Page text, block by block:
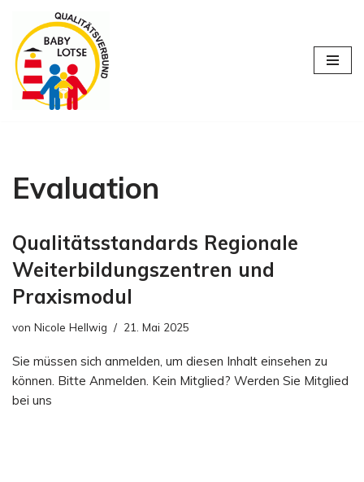
Zum
Inhalt
springen
Evaluation
Qualitätsstandards Regionale
Weiterbildungszentren und
Praxismodul
von Nicole Hellwig 21. Mai 2025
Sie müssen sich anmelden, um diesen Inhalt einsehen zu
können. Bitte Anmelden. Kein Mitglied? Werden Sie Mitglied
bei uns